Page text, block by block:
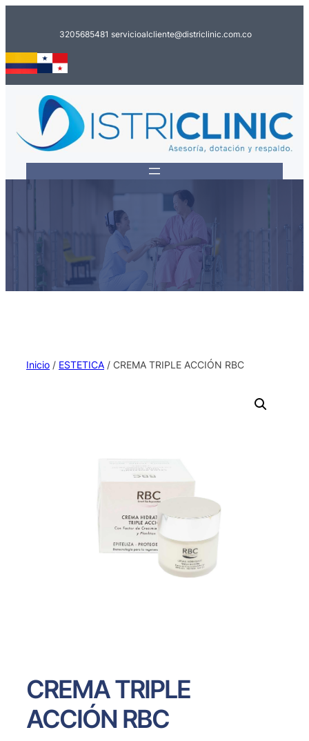
3205685481 servicioalcliente@districlinic.com.co
Inicio / ESTETICA / CREMA TRIPLE ACCIÓN RBC
CREMA TRIPLE
ACCIÓN RBC